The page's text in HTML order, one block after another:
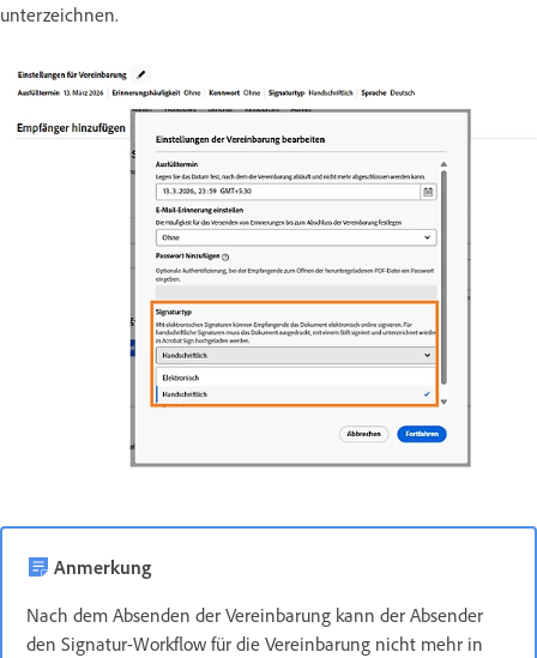
unterzeichnen.
Anmerkung
Nach dem Absenden der Vereinbarung kann der Absender
den Signatur-Workflow für die Vereinbarung nicht mehr in